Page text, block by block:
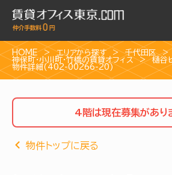
HOME エリアから探す
千代田区
神保町・小川町・竹橋の賃貸オフィス
樋谷
物件詳細(402-00266-20)
4階は現在募集があり
物件トップに戻る